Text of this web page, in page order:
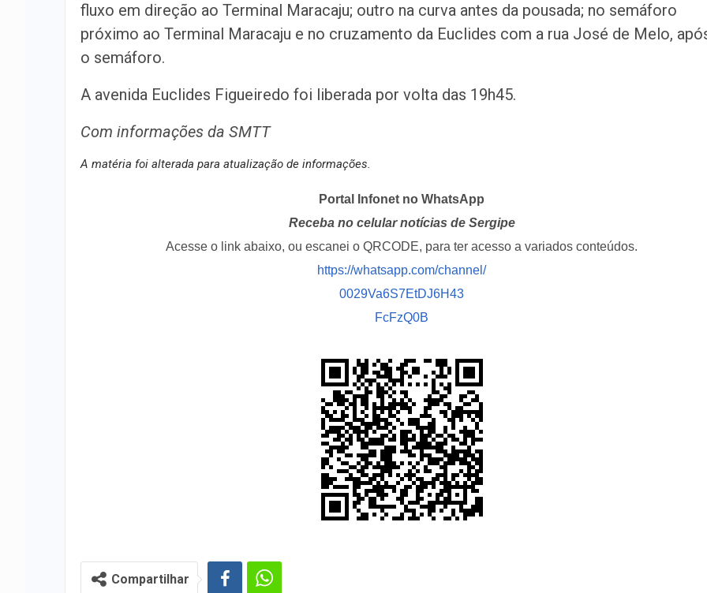
fluxo em direção ao Terminal Maracaju; outro na curva antes da pousada; no semáforo
próximo ao Terminal Maracaju e no cruzamento da Euclides com a rua José de Melo,
o semáforo.
A avenida Euclides Figueiredo foi liberada por volta das 19h45.
Com informações da SMTT
A matéria foi alterada para atualização de informações.
Portal Infonet no WhatsApp
Receba no celular notícias de Sergipe
Acesse o link abaixo, ou escanei o QRCODE, para ter acesso a variados conteúdos.
https://whatsapp.com/channel/
0029Va6S7EtDJ6H43
FcFzQ0B
Compartilhar
Princípio de